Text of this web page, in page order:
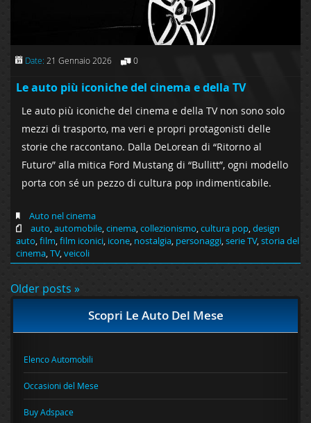
Date: 21 Gennaio 2026 0
Le auto più iconiche del cinema e della TV
Le auto più iconiche del cinema e della TV non sono solo
mezzi di trasporto, ma veri e propri protagonisti delle
storie che raccontano. Dalla DeLorean di “Ritorno al
Futuro” alla mitica Ford Mustang di “Bullitt”, ogni modello
porta con sé un pezzo di cultura pop indimenticabile.
Auto nel cinema
auto,automobile,cinema,collezionismo,cultura pop,design
auto,film,film iconici, icone, nostalgia, personaggi,serie TV,storia del
cinema,TV,veicoli
Older posts »
Scopri Le Auto Del Mese
Elenco Automobili
Occasioni del Mese
Buy Adspace